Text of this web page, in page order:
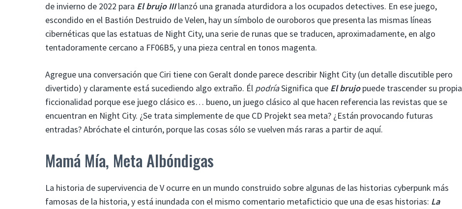
de invierno de 2022 para El brujo IIIlanzó una granada aturdidora a los ocupados detectives. En ese juego,
escondido en el Bastión Destruido de Velen, hay un símbolo de ouroboros que presenta las mismas líneas
cibernéticas que las estatuas de Night City, una serie de runas que se traducen, aproximadamente, en algo
tentadoramente cercano a FF06B5, y una pieza central en tonos magenta.
Agregue una conversación que Ciri tiene con Geralt donde parece describir Night City (un detalle discutible pero
divertido) y claramente está sucediendo algo extraño. Él podríaSignifica que El brujopuede trascender su propia
ficcionalidad porque ese juego clásico es… bueno, un juego clásico al que hacen referencia las revistas que se
encuentran en Night City. ¿Se trata simplemente de que CD Projekt sea meta? ¿Están provocando futuras
entradas? Abróchate el cinturón, porque las cosas sólo se vuelven más raras a partir de aquí.
Mamá Mía, Meta Albóndigas
La historia de supervivencia de V ocurre en un mundo construido sobre algunas de las historias cyberpunk más
famosas de la historia, y está inundada con el mismo comentario metaficticio que una de esas historias: La